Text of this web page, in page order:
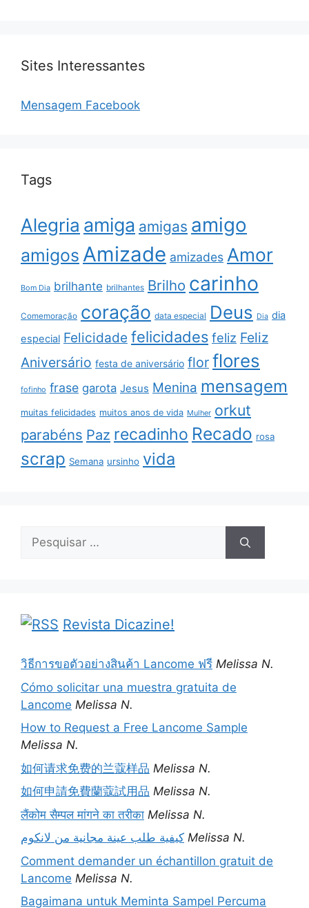
Sites Interessantes
Mensagem Facebook
Tags
Alegria amiga amigas amigo
amigos Amizade amizades Amor
Bom Dia brilhante brilhantes Brilho carinho
Comemoração coração data especial Deus Dia dia
especial Felicidade felicidades feliz Feliz
Aniversário festa de aniversário flor flores
fofinho frase garota Jesus Menina mensagem
muitas felicidades muitos anos de vida Mulher orkut
parabéns Paz recadinho Recado rosa
scrap Semana ursinho vida
Pesquisar
Revista Dicazine!
วิธีการขอตัวอย่างสินค้า Lancome ฟรี Melissa N.
Cómo solicitar una muestra gratuita de
Lancome Melissa N.
How to Request a Free Lancome Sample
Melissa N.
如何请求免费的兰蔻样品 Melissa N.
如何申請免費蘭蔻試用品 Melissa N.
लैंकोम सैम्पल मांगने का तरीका Melissa N.
كيفية طلب عينة مجانية من لانكوم Melissa N.
Comment demander un échantillon gratuit de
Lancome Melissa N.
Bagaimana untuk Meminta Sampel Percuma